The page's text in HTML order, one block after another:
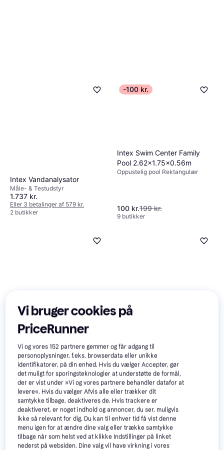
Intex Vandanalysator
Måle- & Testudstyr
1.737 kr.
Eller 3 betalinger af 579 kr.
2 butikker
-100 kr.
Intex Swim Center Family
Pool 2.62x1.75x0.56m
Oppustelig pool Rektangulær
100 kr.199 kr.
9 butikker
Swim & Fun MiniSplash Pool
Robot
Poolstøvsuger
726 kr.
Eller 3 betalinger af 242 kr.
6 butikker
Swim & Fun Filter Pump
Klassisk 300 250W
Poolpumpe
1.349 kr.
9+ butikker
Vi bruger cookies på
PriceRunner
Vi og vores152 partnere gemmer og får adgang til
personoplysninger, f.eks. browserdata eller unikke
identifikatorer, på din enhed. Hvis du vælger Accepter, gør
det muligt for sporingsteknologier at understøtte de formål,
der er vist under »Vi og vores partnere behandler datafor at
levere«. Hvis du vælger Afvis alle eller trækker dit
samtykke tilbage, deaktiveres de. Hvis trackere er
deaktiveret, er noget indhold og annoncer, du ser, muligvis
ikke så relevant for dig. Du kan til enhver tid få vist denne
menu igen for at ændre dine valg eller trække samtykke
tilbage når som helst ved at klikke Indstillinger på linket
nederst på websiden. Dine valg vil have virkning i vores